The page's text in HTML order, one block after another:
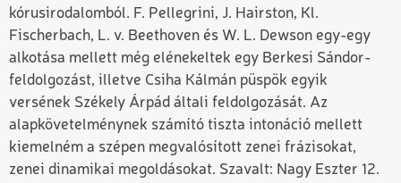
kórusirodalomból. F. Pellegrini, J. Hairston, Kl.
Fischerbach, L. v. Beethoven és W. L. Dewson egy-egy
alkotása mellett még elénekeltek egy Berkesi Sándor-
feldolgozást, illetve Csiha Kálmán püspök egyik
versének Székely Árpád általi feldolgozását. Az
alapkövetelménynek számító tiszta intonáció mellett
kiemelném a szépen megvalósított zenei frázisokat,
zenei dinamikai megoldásokat. Szavalt: Nagy Eszter 12.